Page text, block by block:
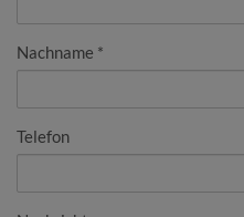
Nachname
Telefon